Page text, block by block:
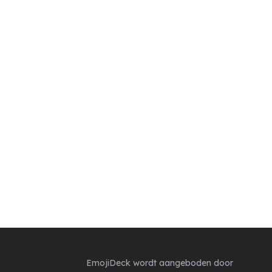
EmojiDeck wordt aangeboden door